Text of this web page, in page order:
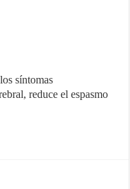
síntomas
reduce el espasmo